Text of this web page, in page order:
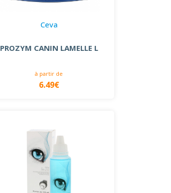
Ceva
PROZYM CANIN LAMELLE L
à partir de
6.49€